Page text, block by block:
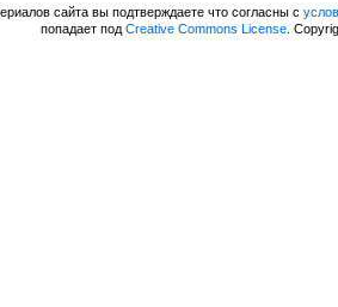
сайта вы подтверждаете что согласны с
попадает под Creative Commons License.